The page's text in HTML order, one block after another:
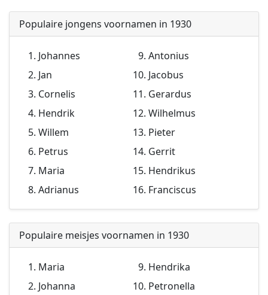
Populaire jongens voornamen in 1930
Johannes
Jan
Cornelis
Hendrik
Willem
Petrus
Maria
Adrianus
Antonius
Jacobus
Gerardus
Wilhelmus
Pieter
Gerrit
Hendrikus
Franciscus
Populaire meisjes voornamen in 1930
Maria
Johanna
Hendrika
Petronella